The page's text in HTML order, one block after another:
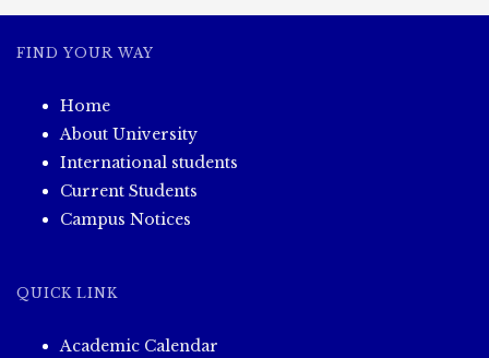
FIND YOUR WAY
Home
About University
International students
Current Students
Campus Notices
QUICK LINK
Academic Calendar